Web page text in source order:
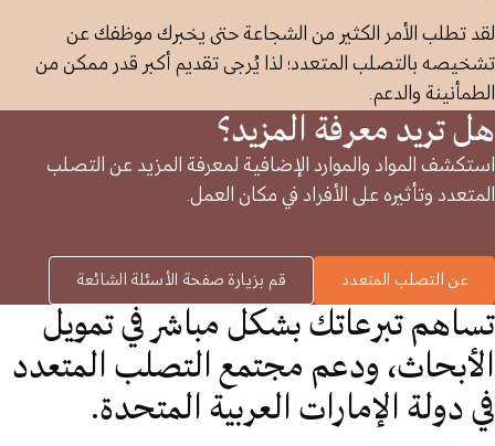
لقد تطلب الأمر الكثير من الشجاعة حتى يخبرك موظفك عن
تشخيصه بالتصلب المتعدد؛ لذا يُرجى تقديم أكبر قدر ممكن من
الطمأنينة والدعم.
هل تريد معرفة المزيد؟
استكشف المواد والموارد الإضافية لمعرفة المزيد عن التصلب
المتعدد وتأثيره على الأفراد في مكان العمل.
عن التصلب المتعدد قم بزيارة صفحة الأسئلة الشائعة
تساهم تبرعاتك بشكل مباشر في تمويل
الأبحاث، ودعم مجتمع التصلب المتعدد
في دولة الإمارات العربية المتحدة.